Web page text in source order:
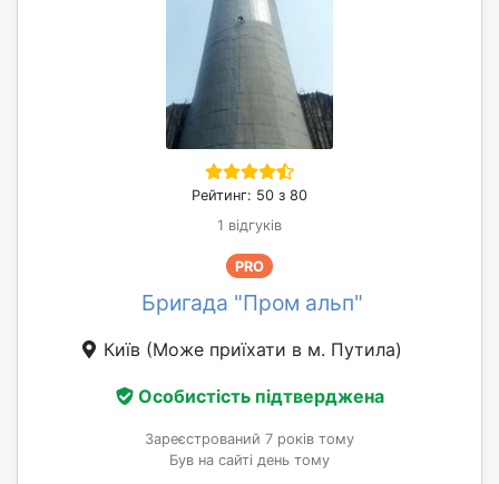
Рейтинг: 50 з 80
1 відгуків
PRO
Бригада "Пром альп"
Київ (Може приїхати в м. Путила)
Особистість підтверджена
Зареєстрований 7 років тому
Був на сайті день тому